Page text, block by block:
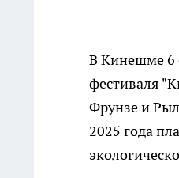
В Кинешме 6
фестиваля
Фрунзе и
2025 года